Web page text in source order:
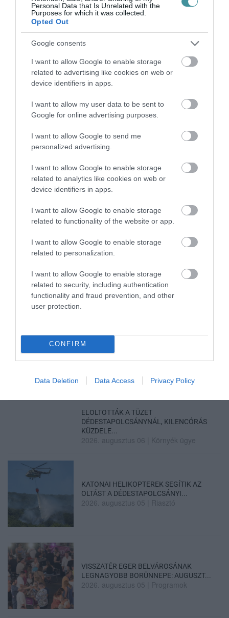
Personal Data that Is Unrelated with the
Purposes for which it was collected.
Opted Out
Google consents
I want to allow Google to enable storage
related to advertising like cookies on web or
device identifiers in apps.
I want to allow my user data to be sent to
Google for online advertising purposes.
I want to allow Google to send me
personalized advertising.
I want to allow Google to enable storage
related to analytics like cookies on web or
device identifiers in apps.
I want to allow Google to enable storage
related to functionality of the website or app.
I want to allow Google to enable storage
related to personalization.
I want to allow Google to enable storage
related to security, including authentication
functionality and fraud prevention, and other
user protection.
CONFIRM
Data Deletion Data Access Privacy Policy
LAKÓÉPÜLETEK LÁNGOLTAK SZERDÁN
„NEM TETTÜNK NYOMÁST A FIUNKRA” –
EGY EGRI CSALÁD TÖRTÉNE...
2026. augusztus 06|Sport
ÚJ HŰTŐRENDSZER A MARKHOT FERENC
KÓRHÁZBAN: TÖBB MINT 70 ...
2026. augusztus 06|Eger ügye
HOLTAN SZÁLLÍTOTTÁK HAZA A 80 ÉVES
ASSZONYT A HATVANI KÓR...
2026. augusztus 06|Riasztó
GÁRDONYI MESEKERT VÁRJA A
CSALÁDOKAT – HÁROM NAPON ÁT ING...
2026. augusztus 06|Programok
SZÉLERŐMŰVI PÁLYÁZATOKAT, M...
ELOLTOTTÁK A TÜZET
DÉDESTAPOLCSÁNYNÁL, KILENCÓRÁS
KÜZDELE...
2026. augusztus 06 Környék ügye
KATONAI HELIKOPTEREK SEGÍTIK AZ
OLTÁST A DÉDESTAPOLCSÁNYI...
2026. augusztus 05 Riasztó
VISSZATÉR EGER BELVÁROSÁNAK
LEGNAGYOBB BORÜNNEPE: AUGUSZT...
2026. augusztus 05 Programok